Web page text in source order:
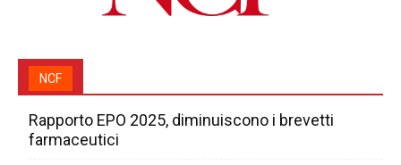
NCF
Rapporto EPO 2025, diminuiscono i brevetti
farmaceutici